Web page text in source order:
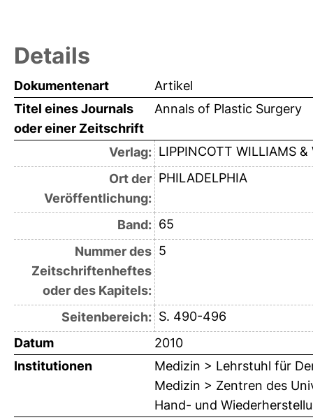
Details
Dokumentenart
Artikel
Titel eines Journals
oder einer Zeitschrift
Annals of Plastic Surgery
Verlag: LIPPINCOTT WILLIAMS &
Ort der
Veröffentlichung:
PHILADELPHIA
Band: 65
Nummer des
Zeitschriftenheftes
oder des Kapitels:
5
Seitenbereich: S. 490-496
Datum
2010
Institutionen
Medizin > Lehrstuhl für
Medizin > Zentren des
Hand- und